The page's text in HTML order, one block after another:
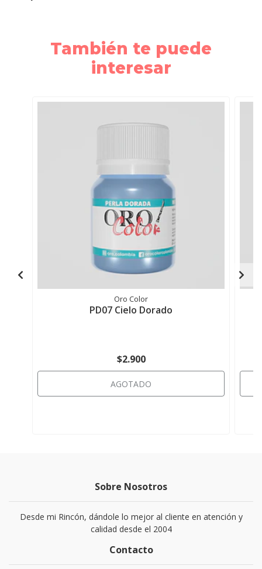
También te puede
interesar
Oro Color
PD07 Cielo Dorado
$2.900
AGOTADO
Sobre Nosotros
Desde mi Rincón, dándole lo mejor al cliente en atención y
calidad desde el 2004
Contacto